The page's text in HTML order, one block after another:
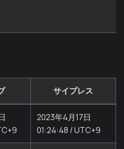
サイプレス
2023年4月17日
01:24:48 / UTC+9